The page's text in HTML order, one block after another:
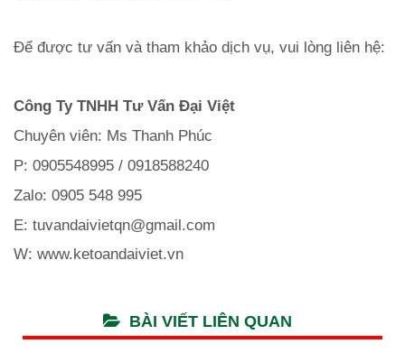
Để được tư vấn và tham khảo dịch vụ, vui lòng liên hệ:
Công Ty TNHH Tư Vấn Đại Việt
Chuyên viên: Ms Thanh Phúc
P: 0905548995 / 0918588240
Zalo: 0905 548 995
E: tuvandaivietqn@gmail.com
W: www.ketoandaiviet.vn
BÀI VIẾT LIÊN QUAN